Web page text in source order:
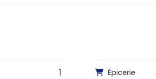
1 Épicerie